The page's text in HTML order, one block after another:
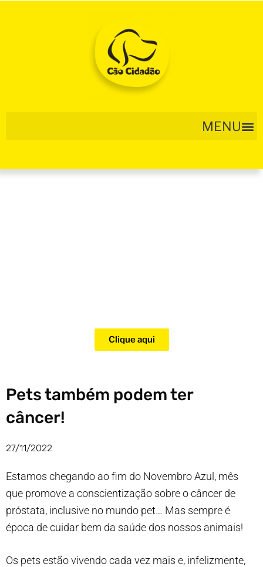
Clique aqui
Pets também podem ter
câncer!
27/11/2022
Estamos chegando ao fim do Novembro Azul, mês
que promove a conscientização sobre o câncer de
próstata, inclusive no mundo pet… Mas sempre é
época de cuidar bem da saúde dos nossos animais!
Os pets estão vivendo cada vez mais e, infelizmente,